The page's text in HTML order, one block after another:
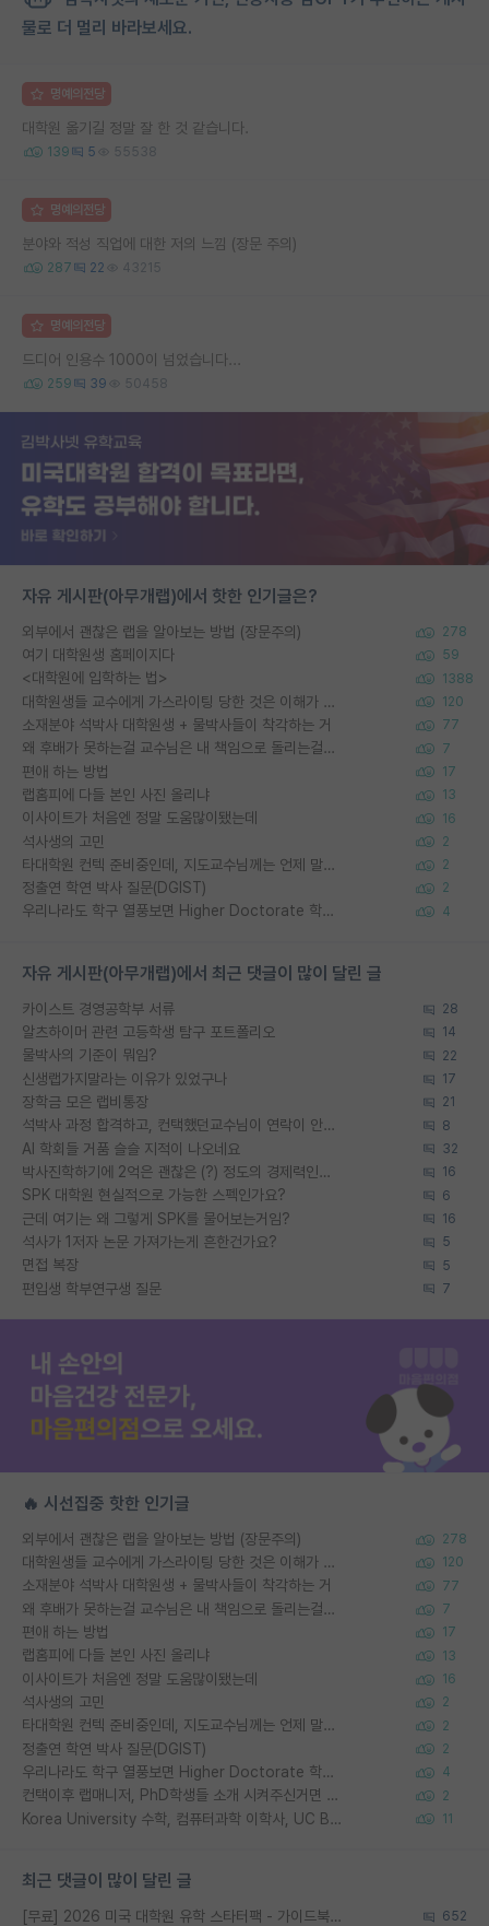
물로 더 멀리 바라보세요.
명예의전당
대학원 옮기길 정말 잘 한 것 같습니다.
139 5 55538
명예의전당
분야와 적성 직업에 대한 저의 느낌 (장문 주의)
287 22 43215
명예의전당
드디어 인용수 1000이 넘었습니다...
259 39 50458
자유 게시판(아무개랩)에서 핫한 인기글은?
외부에서 괜찮은 랩을 알아보는 방법 (장문주의) 278
여기 대학원생 홈페이지다 59
<대학원에 입학하는 법> 1388
대학원생들 교수에게 가스라이팅 당한 것은 이해가 갑니다. 안타깝네요. 120
소재분야 석박사 대학원생 + 물박사들이 착각하는 거 77
왜 후배가 못하는걸 교수님은 내 책임으로 돌리는걸까요? 7
편애 하는 방법 17
랩홈피에 다들 본인 사진 올리냐 13
이사이트가 처음엔 정말 도움많이됐는데 16
석사생의 고민 2
타대학원 컨텍 준비중인데, 지도교수님께는 언제 말씀드려야 할까요? 2
정출연 학연 박사 질문(DGIST) 2
우리나라도 학구 열풍보면 Higher Doctorate 학위가 필요하다고 봅니다. 4
자유 게시판(아무개랩)에서 최근 댓글이 많이 달린 글
카이스트 경영공학부 서류 28
알츠하이머 관련 고등학생 탐구 포트폴리오 14
물박사의 기준이 뭐임? 22
신생랩가지말라는 이유가 있었구나 17
장학금 모은 랩비통장 21
석박사 과정 합격하고, 컨택했던교수님이 연락이 안됩니다... 8
AI 학회들 거품 슬슬 지적이 나오네요 32
박사진학하기에 2억은 괜찮은 (?) 정도의 경제력인가요 16
SPK 대학원 현실적으로 가능한 스펙인가요? 6
근데 여기는 왜 그렇게 SPK를 물어보는거임? 16
석사가 1저자 논문 가져가는게 흔한건가요? 5
면접 복장 5
편입생 학부연구생 질문 7
🔥 시선집중 핫한 인기글
외부에서 괜찮은 랩을 알아보는 방법 (장문주의) 278
대학원생들 교수에게 가스라이팅 당한 것은 이해가 갑니다. 안타깝네요. 120
소재분야 석박사 대학원생 + 물박사들이 착각하는 거 77
왜 후배가 못하는걸 교수님은 내 책임으로 돌리는걸까요? 7
편애 하는 방법 17
랩홈피에 다들 본인 사진 올리냐 13
이사이트가 처음엔 정말 도움많이됐는데 16
석사생의 고민 2
타대학원 컨텍 준비중인데, 지도교수님께는 언제 말씀드려야 할까요? 2
정출연 학연 박사 질문(DGIST) 2
우리나라도 학구 열풍보면 Higher Doctorate 학위가 필요하다고 봅니다. 4
컨택이후 랩매니저, PhD학생들 소개 시켜주신거면 거의 컨펌에 가깝나요? 2
Korea University 수학, 컴퓨터과학 이학사, UC Berkeley 산업공학 대학원 공학박사가 되는 것은 쉽지 않겠죠? 11
최근 댓글이 많이 달린 글
[무료] 2026 미국 대학원 유학 스타터팩 - 가이드북 & 합격자 컨택메일 템플릿 652